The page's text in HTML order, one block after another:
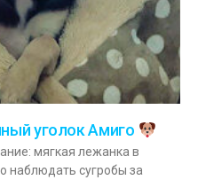
уголок Амиго
мягкая лежанка в
наблюдать сугробы за